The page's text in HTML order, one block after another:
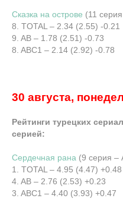
Сказка на острове (11
8. TOTAL – 2.34 (2.55) -0.21
9. AB – 1.78 (2.51) -0.73
8. ABC1 – 2.14 (2.92) -0.78
30 августа,
Рейтинги турецких
серией:
Сердечная рана (9 серия –
1. TOTAL – 4.95 (4.47) +0.48
4. AB – 2.76 (2.53) +0.23
3. ABC1 – 4.40 (3.93) +0.47